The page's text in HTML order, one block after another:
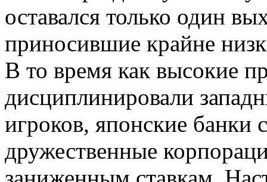
оставался только один
приносившие крайне
В то время как высокие
дисциплинировали
игроков, японские банки
дружественные